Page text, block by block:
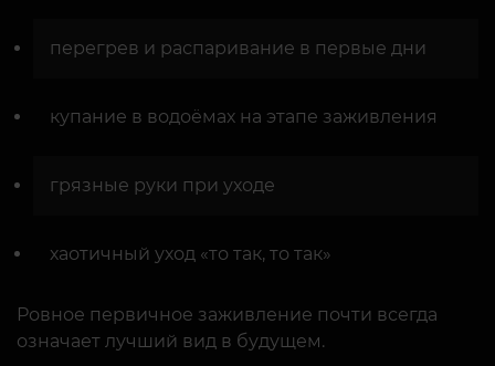
перегрев и распаривание в первые дни
купание в водоёмах на этапе заживления
грязные руки при уходе
хаотичный уход «то так, то так»
Ровное первичное заживление почти всегда
означает лучший вид в будущем.